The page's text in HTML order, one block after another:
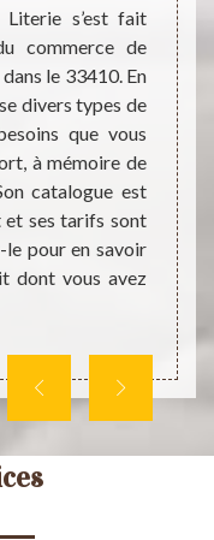
Literie s’est fait
commerce de
le 33410. En
divers types de
que vous
à mémoire de
catalogue est
et ses tarifs sont
le pour en savoir
dont vous avez
Est-
une
a